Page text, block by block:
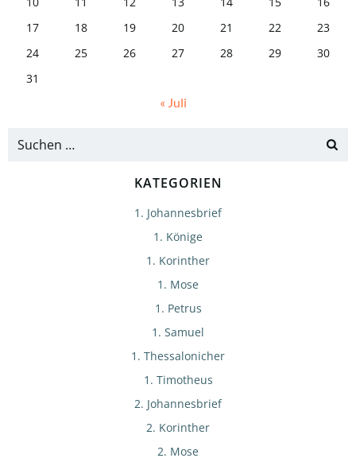
17
18 19 20 21 22
23
24
25 26 27 28 29
30
31
« Juli
KATEGORIEN
1. Johannesbrief
1. Könige
1. Korinther
1. Mose
1. Petrus
1. Samuel
1. Thessalonicher
1. Timotheus
2. Johannesbrief
2. Korinther
2. Mose